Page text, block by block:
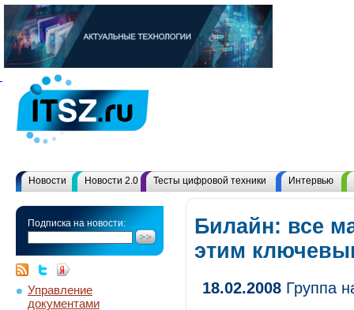
Новости Новости 2.0 Тесты цифровой техники Интервью
Подписка на новости:
Управление
документами
Билайн: все
этим
18.02.2008 Группа